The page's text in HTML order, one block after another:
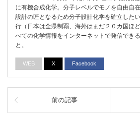
に有機合成化学。分子レベルでモノを自由自
設計の匠となるため分子設計化学を確立した
行（日本は全県制覇、海外はまだ２０カ国ほ
べての化学情報をインターネットで発信でき
と。
WEB X Facebook
前の記事